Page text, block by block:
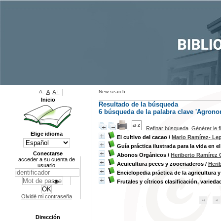
New search
Resultado de la búsqueda
6 búsqueda de la palabra clave
Refinar búsqueda Générer le
El cultivo del cacao / Mario Ramírez-
Guía práctica ilustrada para la vida en
Abonos Orgánicos / Heriberto Ramírez
Acuicultura peces y zoocriaderos /
Enciclopedia práctica de la agricultura
Frutales y cítricos clasificación,
A- A A+
Inicio
Elige idioma
Conectarse
acceder a su cuenta de
usuario
Olvidé mi contraseña
Dirección